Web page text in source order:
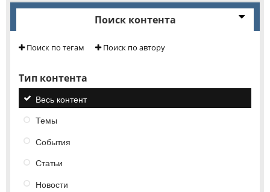
Поиск контента
Поиск по тегам Поиск по автору
Тип контента
Весь контент
Темы
События
Статьи
Новости